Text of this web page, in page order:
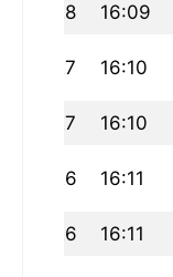
16:09
19:28
16:10
19:27
16:10
19:27
16:11
19:26
16:11
19:26